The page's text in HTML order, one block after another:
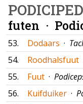
futen ·
53. Dodaars ·
54.
Roodhalsfuut
55.
Fuut ·
56.
Kuifduiker ·